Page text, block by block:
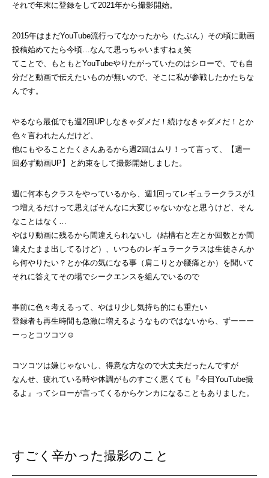
それで年末に登録をして2021年から撮影開始。
2015年はまだYouTube流行ってなかったから（たぶん）その頃に動画
投稿始めてたら今頃…なんて思っちゃいますねぇ笑
てことで、もともとYouTubeやりたがっていたのはシローで、でも自
分だと動画で伝えたいものが無いので、そこに私が参戦したかたちな
んです。
やるなら最低でも週2回UPしなきゃダメだ！続けなきゃダメだ！とか
色々言われたんだけど、
他にもやることたくさんあるから週2回はムリ！って言って、【週一
回必ず動画UP】と約束をして撮影開始しました。
週に何本もクラスをやっているから、週1回ってレギュラークラスが1
つ増えるだけって思えばそんなに大変じゃないかなと思うけど、そん
なことはなく…
やはり動画に残るから間違えられないし（結構右と左とか回数とか間
違えたまま出してるけど）、いつものレギュラークラスは生徒さんか
ら何やりたい？とか体の気になる事（肩こりとか腰痛とか）を聞いて
それに答えてその場でシークエンスを組んでいるので
事前に色々考えるって、やはり少し気持ち的にも重たい
登録者も再生時間も急激に増えるようなものではないから、ずーーー
ーっとコツコツ☺︎
コツコツは嫌じゃないし、得意な方なので大丈夫だったんですが
なんせ、疲れている時や体調がものすごく悪くても『今日YouTube撮
るよ』ってシローが言ってくるからケンカになることもありました。
すごく辛かった撮影のこと